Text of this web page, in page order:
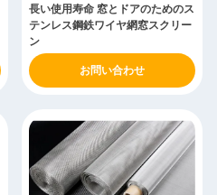
長い使用寿命 窓とドアのためのス
テンレス鋼鉄ワイヤ網窓スクリー
ン
お問い合わせ